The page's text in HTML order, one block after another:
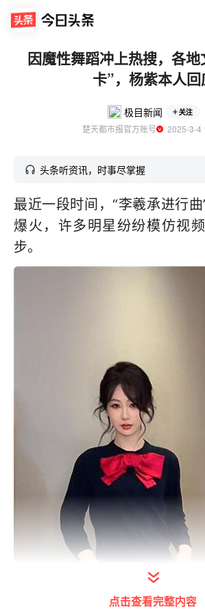
因魔性舞蹈冲上热搜，各
卡”，杨紫本人回
极目新闻 关注
楚天都市报官方账号
2025-3-
头条听资讯，时事尽掌握
最近一段时间，“李羲承进行
爆火，许多明星纷纷模仿视
步。
点击查看完整内容